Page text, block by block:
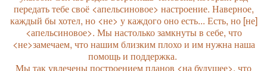
передать тебе своё <апельсиновое> настроение. Наверное,
каждый бы хотел, но <не> у каждого оно есть... Есть, но [не]
<апельсиновое>. Мы настолько замкнуты в себе, что
<не>замечаем, что нашим близким плохо и им нужна наша
помощь и поддержка.
Мы так увлечены построением планов <на будущее>, что